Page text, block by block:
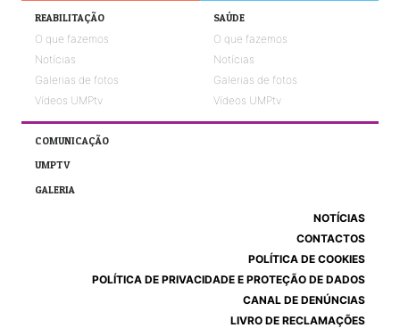
REABILITAÇÃO
O que fazemos
Notícias
Galerias de fotos
Vídeos UMPtv
SAÚDE
O que fazemos
Notícias
Galerias de fotos
Vídeos UMPtv
COMUNICAÇÃO
UMPTV
GALERIA
NOTÍCIAS
CONTACTOS
POLÍTICA DE COOKIES
POLÍTICA DE PRIVACIDADE E PROTEÇÃO DE DADOS
CANAL DE DENÚNCIAS
LIVRO DE RECLAMAÇÕES